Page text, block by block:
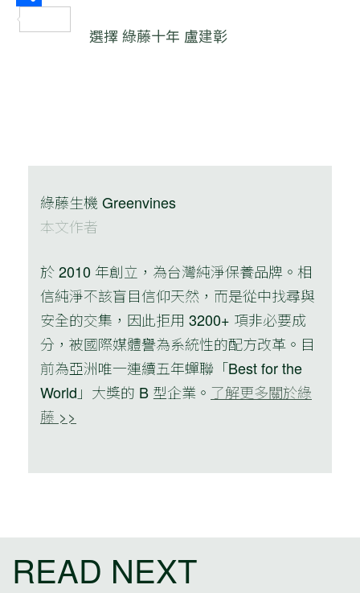
選擇綠藤十年 盧建彰
綠藤生機 Greenvines
本文作者
於 2010 年創立，為台灣純淨保養品牌。相
信純淨不該盲目信仰天然，而是從中找尋與
安全的交集，因此拒用 3200+ 項非必要成
分，被國際媒體譽為系統性的配方改革。目
前為亞洲唯一連續五年蟬聯「Best for the
World」大獎的 B 型企業。 了解更多關於綠
藤 >>
READ NEXT